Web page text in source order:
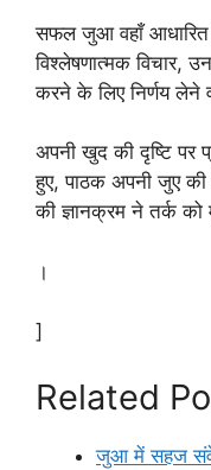
सफल जुआ वहाँ
विश्लेषणात्मक विचार,
करने के लिए निर्णय लेने
अपनी खुद की दृष्टि पर
हुए, पाठक अपनी जुए
की ज्ञानक्रम ने तर्क को
।
]
Related
जुआ में सहज